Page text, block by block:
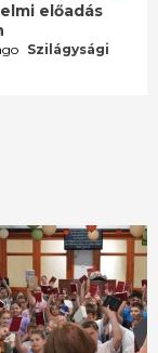
előadás
Szilágysági